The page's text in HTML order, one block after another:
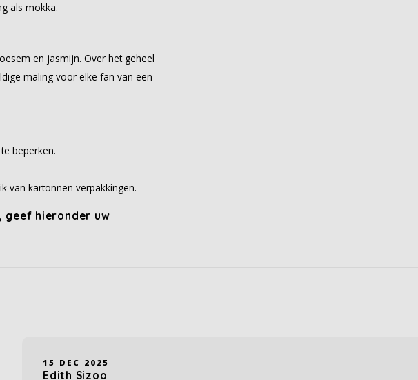
als mokka.
en jasmijn. Over het geheel
maling voor elke fan van een
beperken.
van kartonnen verpakkingen.
geef hieronder uw
15 DEC 2025
Edith Sizoo